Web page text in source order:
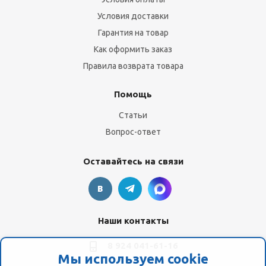
Мы используем cookie
Условия доставки
Гарантия на товар
Как оформить заказ
Правила возврата товара
Помощь
Статьи
Вопрос-ответ
Оставайтесь на связи
Наши контакты